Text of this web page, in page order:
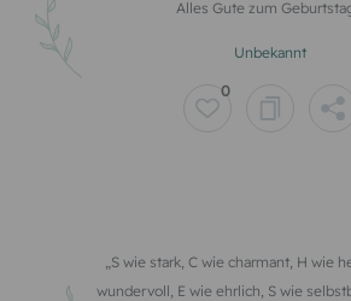
Alles Gute zum
Unbekannt
0
S wie stark, C wie charmant, H wie
wundervoll, E wie ehrlich, S wie